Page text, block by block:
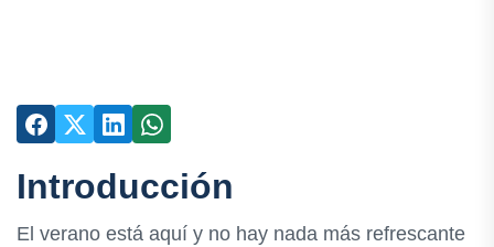
Introducción
El verano está aquí y no hay nada más refrescante